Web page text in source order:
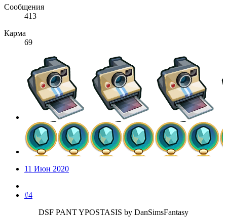
Сообщения
413
Карма
69
11 Июн 2020
#4
DSF PANT YPOSTASIS by DanSimsFantasy